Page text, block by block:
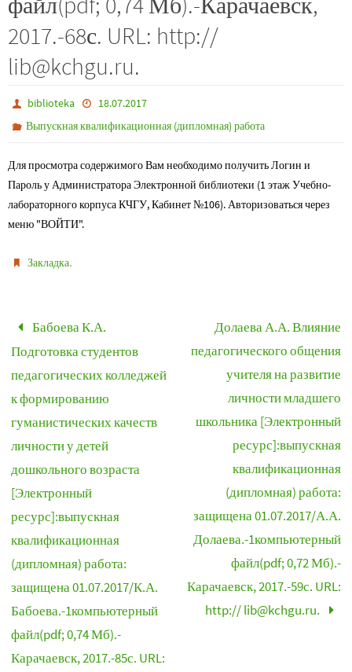
2017.-68с. URL: http://
lib@kchgu.ru.
biblioteka
18.07.2017
Выпускная квалификационная (дипломная) работа
Для просмотра содержимого Вам необходимо получить Логин и
Пароль у Администратора Электронной библиотеки (1 этаж Учебно-
лабораторного корпуса КЧГУ, Кабинет №106). Авторизоваться через
меню "ВОЙТИ".
Закладка.
Бабоева К.А.
Подготовка студентов
педагогических колледжей
к формированию
гуманистических качеств
личности у детей
дошкольного возраста
[Электронный
ресурс]:выпускная
квалификационная
(дипломная) работа:
защищена 01.07.2017/К.А.
Бабоева.-1компьютерный
файл(pdf; 0,74 Мб).-
Карачаевск, 2017.-85с. URL:
Долаева А.А. Влияние
педагогического общения
учителя на развитие
личности младшего
школьника [Электронный
ресурс]:выпускная
квалификационная
(дипломная) работа:
защищена 01.07.2017/А.А.
Долаева.-1компьютерный
файл(pdf; 0,72 Мб).-
Карачаевск, 2017.-59с. URL:
http:// lib@kchgu.ru.